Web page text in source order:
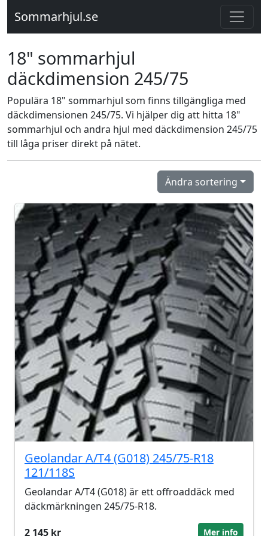
Sommarhjul.se
18" sommarhjul
däckdimension 245/75
Populära 18" sommarhjul som finns tillgängliga med
däckdimensionen 245/75. Vi hjälper dig att hitta 18"
sommarhjul och andra hjul med däckdimension 245/75
till låga priser direkt på nätet.
Ändra sortering
Geolandar A/T4 (G018) 245/75-R18
121/118S
Geolandar A/T4 (G018) är ett offroaddäck med
däckmärkningen 245/75-R18.
2 145 kr
Mer info